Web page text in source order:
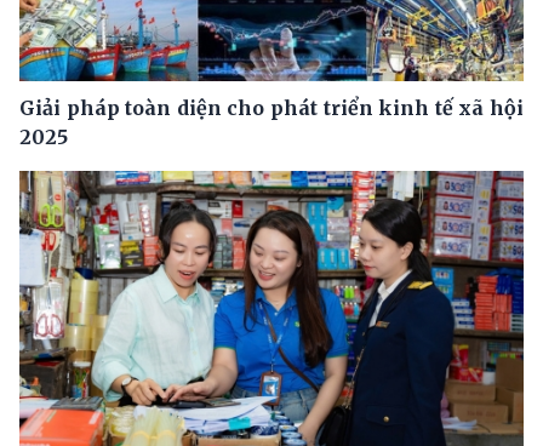
Giải pháp toàn diện cho phát triển kinh tế xã hội
2025